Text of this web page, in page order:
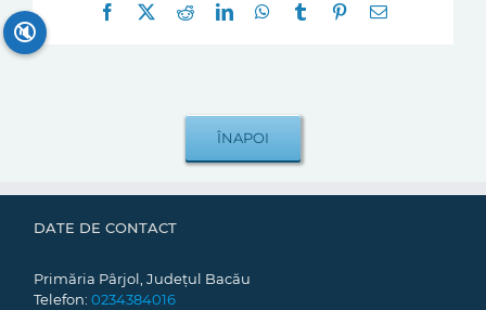
Facebook
RedditLinkedInWhatsApp
Tumblr Pinterest
E-
DATE DE CONTACT
Primăria Pârjol, Județul Bacău
Telefon: 0234384016
🔇